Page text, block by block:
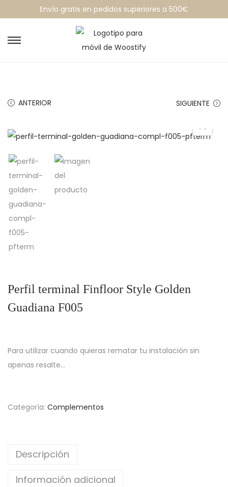
Envío gratis en pedidos superiores a 500€
ANTERIOR SIGUIENTE
Perfil terminal Finfloor Style Golden
Guadiana F005
Para utilizar cuando quieras rematar tu instalación sin
apenas resalte…
Categoría: Complementos
Descripción
Información adicional